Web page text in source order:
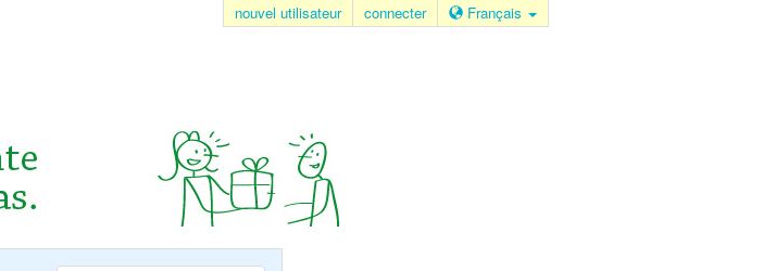
nouvel utilisateur connecter Français